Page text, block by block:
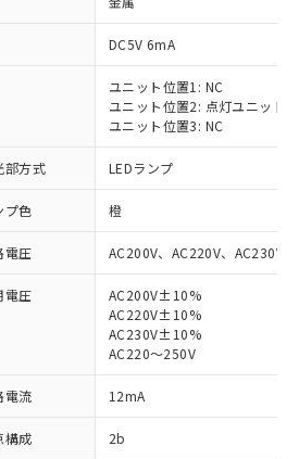
DC5V 6mA
ユニット位置1: NC
ユニット位置2: 点灯ユニット
ユニット位置3: NC
部方式 LEDランプ
プ色 橙
電圧 AC200V、AC220V、AC230V
電圧
AC200V±10%
AC220V±10%
AC230V±10%
AC220～250V
電流 12mA
構成 2b
EU RoHS指令（10物質）の
た製品が提供可能な商品で
RoHS指令（10物質）の非含
品に切り替える予定のある